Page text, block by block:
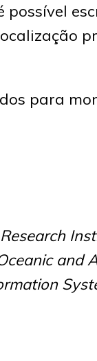
possível
para
and